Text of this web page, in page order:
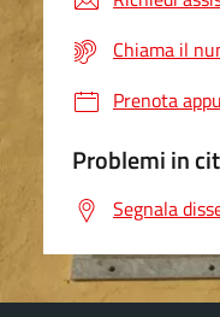
Chiama il
Prenota
Problemi in
Segnala